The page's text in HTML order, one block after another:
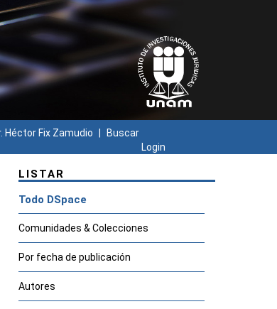
Héctor Fix Zamudio
Buscar
Login
LISTAR
Todo DSpace
Comunidades & Colecciones
Por fecha de publicación
Autores